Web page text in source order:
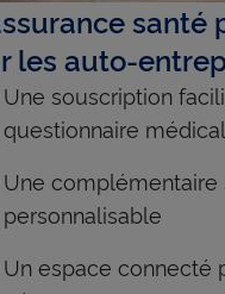
santé
les auto-
Une souscription
questionnaire médical
Une complémentaire
personnalisable
Un espace connecté